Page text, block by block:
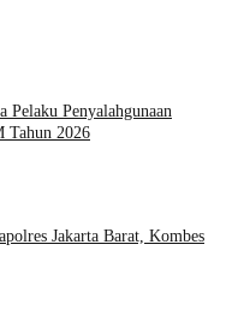
Pelaku Penyalahgunaan
Tahun 2026
Jakarta Barat, Kombes